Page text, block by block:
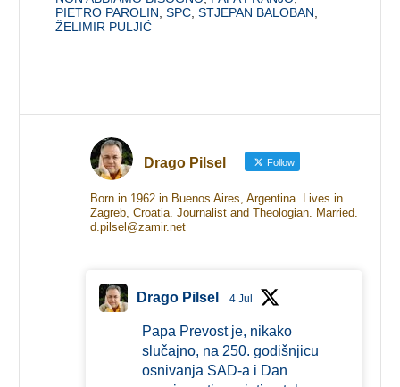
PIETRO PAROLIN ,SPC ,STJEPAN BALOBAN
ŽELIMIR PULJIĆ
Drago Pilsel Follow
Born in 1962 in Buenos Aires, Argentina. Lives in
Zagreb, Croatia. Journalist and Theologian. Married.
d.pilsel@zamir.net
Drago Pilsel 4 Jul
Papa Prevost je, nikako
slučajno, na 250. godišnjicu
osnivanja SAD-a i Dan